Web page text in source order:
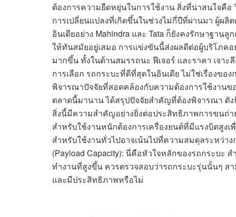
ต้องการความยืดหยุ่นในการใช้งาน สิ่งที่น่าสนใจคือ
การเปลี่ยนแปลงที่เกิดขึ้นในช่วงไม่กี่ปีที่ผ่านมา ผู้ผ
อินเดียอย่าง Mahindra และ Tata ก็ยังคงรักษาฐาน
ให้ทันสมัยอยู่เสมอ การแข่งขันนี้ส่งผลดีต่อผู้บริโภค
มากขึ้น ทั้งในด้านสมรรถนะ ฟีเจอร์ และราคา เจา
การเลือก รถกระบะที่ดีที่สุดในอินเดีย ไม่ใช่เรื่องขอ
พิจารณาปัจจัยที่สอดคล้องกับความต้องการใช้งาน
ตลาดนี้มานาน ได้สรุปปัจจัยสำคัญที่ต้องพิจารณา ดัง
สิ่งนี้มีความสำคัญอย่างยิ่งต่อประสิทธิภาพการขนถ่
สำหรับใช้งานหนักต้องการเครื่องยนต์ที่มีแรงบิดสูง
สำหรับใช้งานทั่วไปอาจเน้นไปที่ความสมดุลระหว่า
(Payload Capacity): นี่คือหัวใจหลักของรถกระบะ
ทำงานที่สูงขึ้น ควรตรวจสอบว่ารถกระบะรุ่นนั้นๆ
และมีประสิทธิภาพหรือไม่